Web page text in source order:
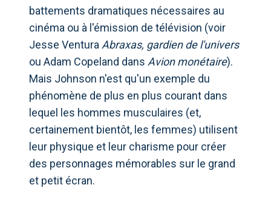
battements dramatiques nécessaires au
cinéma ou à l'émission de télévision (voir
Jesse Ventura Abraxas, gardien de l'univers
ou Adam Copeland dans Avion monétaire).
Mais Johnson n'est qu'un exemple du
phénomène de plus en plus courant dans
lequel les hommes musculaires (et,
certainement bientôt, les femmes) utilisent
leur physique et leur charisme pour créer
des personnages mémorables sur le grand
et petit écran.